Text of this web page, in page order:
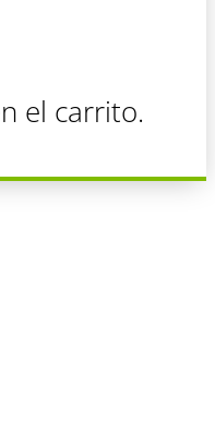
el carrito.